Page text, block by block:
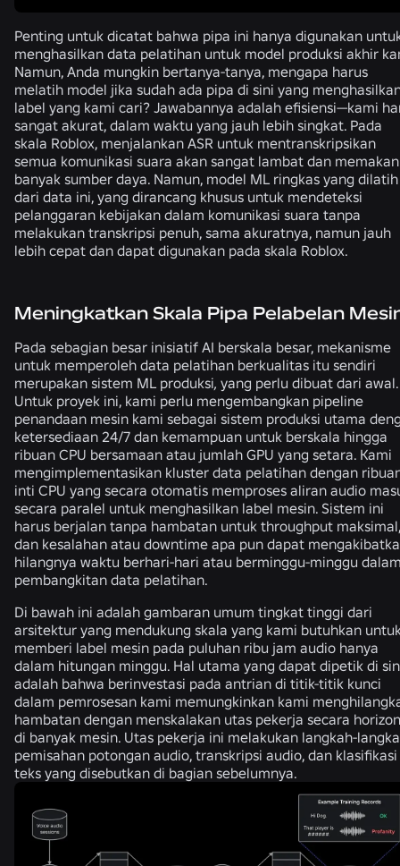
Penting untuk dicatat bahwa pipa ini hanya digunakan
menghasilkan data pelatihan untuk model produksi akhir
Namun, Anda mungkin bertanya-tanya, mengapa harus
melatih model jika sudah ada pipa di sini yang
label yang kami cari? Jawabannya adalah efisiensi—kami
sangat akurat, dalam waktu yang jauh lebih singkat. Pada
skala Roblox, menjalankan ASR untuk mentranskripsikan
semua komunikasi suara akan sangat lambat dan memakan
banyak sumber daya. Namun, model ML ringkas yang dilatih
dari data ini, yang dirancang khusus untuk mendeteksi
pelanggaran kebijakan dalam komunikasi suara tanpa
melakukan transkripsi penuh, sama akuratnya, namun jauh
lebih cepat dan dapat digunakan pada skala Roblox.
Meningkatkan Skala Pipa Pelabelan
Pada sebagian besar inisiatif AI berskala besar, mekanisme
untuk memperoleh data pelatihan berkualitas itu sendiri
merupakan sistem ML produksi, yang perlu dibuat dari awal.
Untuk proyek ini, kami perlu mengembangkan pipeline
penandaan mesin kami sebagai sistem produksi utama
ketersediaan 24/7 dan kemampuan untuk berskala hingga
ribuan CPU bersamaan atau jumlah GPU yang setara. Kami
mengimplementasikan kluster data pelatihan dengan
inti CPU yang secara otomatis memproses aliran audio
secara paralel untuk menghasilkan label mesin. Sistem ini
harus berjalan tanpa hambatan untuk throughput maksimal,
dan kesalahan atau downtime apa pun dapat
hilangnya waktu berhari-hari atau berminggu-minggu
pembangkitan data pelatihan.
Di bawah ini adalah gambaran umum tingkat tinggi dari
arsitektur yang mendukung skala yang kami butuhkan
memberi label mesin pada puluhan ribu jam audio hanya
dalam hitungan minggu. Hal utama yang dapat dipetik di
adalah bahwa berinvestasi pada antrian di titik-titik kunci
dalam pemrosesan kami memungkinkan kami
hambatan dengan menskalakan utas pekerja secara
di banyak mesin. Utas pekerja ini melakukan langkah-
pemisahan potongan audio, transkripsi audio, dan klasifikasi
teks yang disebutkan di bagian sebelumnya.